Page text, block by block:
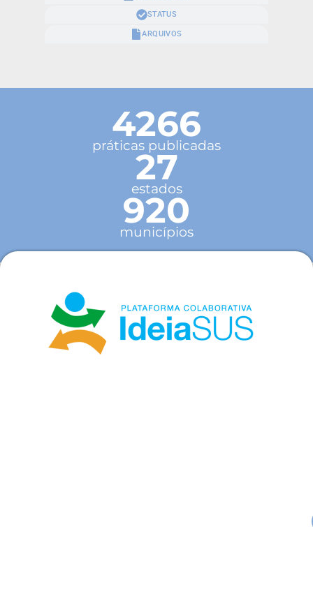
STATUS
ARQUIVOS
4266
práticas publicadas
27
estados
920
municípios